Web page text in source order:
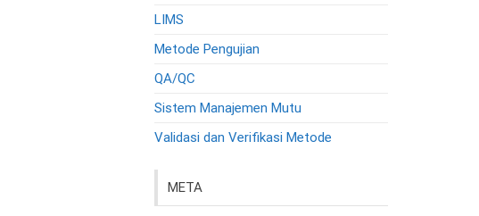
LIMS
Metode Pengujian
QA/QC
Sistem Manajemen Mutu
Validasi dan Verifikasi Metode
META